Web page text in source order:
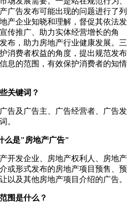
广告发布可能出现的问题进行了列
产企业知晓和理解，督促其依法发
传推广、助力实体经营增长的角
布，助力房地产行业健康发展。三
消费者权益的角度，提出规范发布
息的范围，有效保护消费者的知情
关键词？
及广告主、广告经营者、广告发
。
么是"房地产广告"
发企业、房地产权利人、房地产
或形式发布的房地产项目预售、预
以及其他房地产项目介绍的广告。
围是什么？